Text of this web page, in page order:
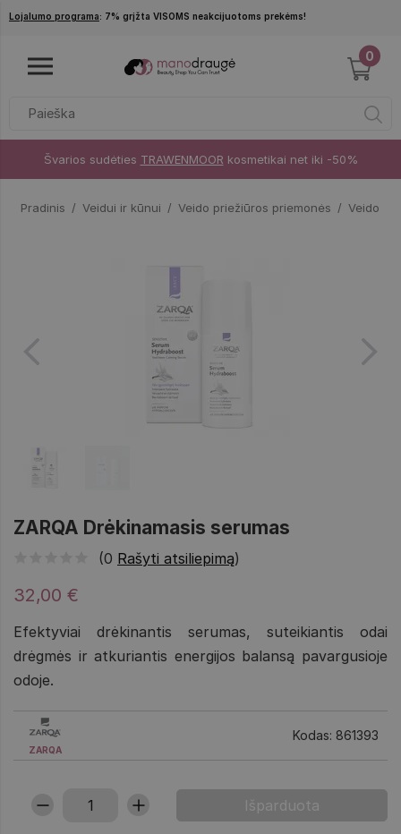
Pereiti į pagrindinį turinį
Lojalumo programa: 7% grįžta VISOMS neakcijuotoms prekėms!
0
Švarios sudėties TRAWENMOOR kosmetikai net iki -50%
Pradinis Veidui ir kūnui Veido priežiūros priemonės Veido
ZARQA Drėkinamasis serumas
(0 Rašyti atsiliepimą)
32,00 €
Efektyviai drėkinantis serumas, suteikiantis odai
drėgmės ir atkuriantis energijos balansą pavargusioje
odoje.
ZARQA
Kodas: 861393